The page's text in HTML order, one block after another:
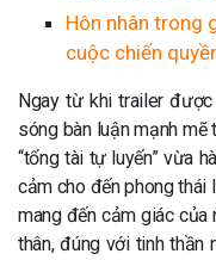
Hôn nhân trong
cuộc chiến
Ngay từ khi trailer
sóng bàn luận mạnh mẽ
“tổng tài tự luyến” vừa
cảm cho đến phong thái
mang đến cảm giác của
thân, đúng với tinh thần